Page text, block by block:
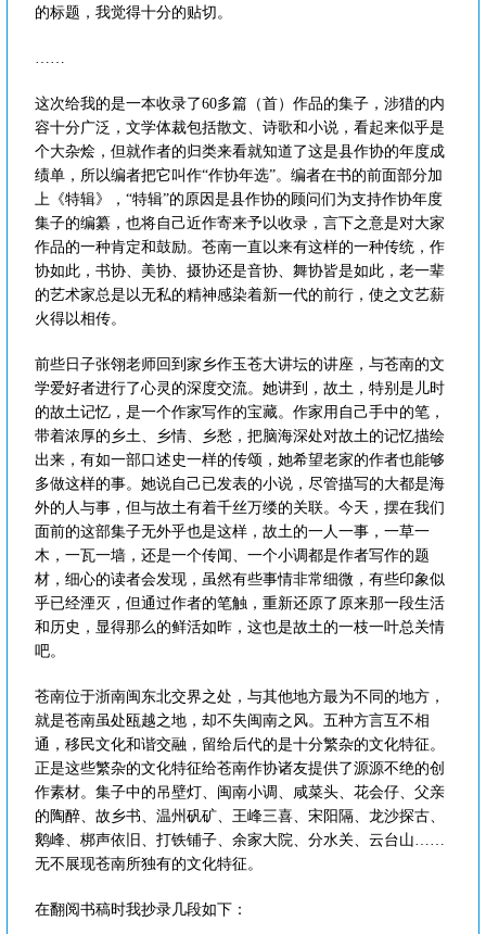
的标题，我觉得十分的贴切。
……
这次给我的是一本收录了60多篇（首）作品的集子，涉猎的内
容十分广泛，文学体裁包括散文、诗歌和小说，看起来似乎是
个大杂烩，但就作者的归类来看就知道了这是县作协的年度成
绩单，所以编者把它叫作“作协年选”。编者在书的前面部分加
上《特辑》，“特辑”的原因是县作协的顾问们为支持作协年度
集子的编纂，也将自己近作寄来予以收录，言下之意是对大家
作品的一种肯定和鼓励。苍南一直以来有这样的一种传统，作
协如此，书协、美协、摄协还是音协、舞协皆是如此，老一辈
的艺术家总是以无私的精神感染着新一代的前行，使之文艺薪
火得以相传。
前些日子张翎老师回到家乡作玉苍大讲坛的讲座，与苍南的文
学爱好者进行了心灵的深度交流。她讲到，故土，特别是儿时
的故土记忆，是一个作家写作的宝藏。作家用自己手中的笔，
带着浓厚的乡土、乡情、乡愁，把脑海深处对故土的记忆描绘
出来，有如一部口述史一样的传颂，她希望老家的作者也能够
多做这样的事。她说自己已发表的小说，尽管描写的大都是海
外的人与事，但与故土有着千丝万缕的关联。今天，摆在我们
面前的这部集子无外乎也是这样，故土的一人一事，一草一
木，一瓦一墙，还是一个传闻、一个小调都是作者写作的题
材，细心的读者会发现，虽然有些事情非常细微，有些印象似
乎已经湮灭，但通过作者的笔触，重新还原了原来那一段生活
和历史，显得那么的鲜活如昨，这也是故土的一枝一叶总关情
吧。
苍南位于浙南闽东北交界之处，与其他地方最为不同的地方，
就是苍南虽处瓯越之地，却不失闽南之风。五种方言互不相
通，移民文化和谐交融，留给后代的是十分繁杂的文化特征。
正是这些繁杂的文化特征给苍南作协诸友提供了源源不绝的创
作素材。集子中的吊壁灯、闽南小调、咸菜头、花会仔、父亲
的陶醉、故乡书、温州矾矿、王峰三喜、宋阳隔、龙沙探古、
鹅峰、梆声依旧、打铁铺子、余家大院、分水关、云台山……
无不展现苍南所独有的文化特征。
在翻阅书稿时我抄录几段如下：